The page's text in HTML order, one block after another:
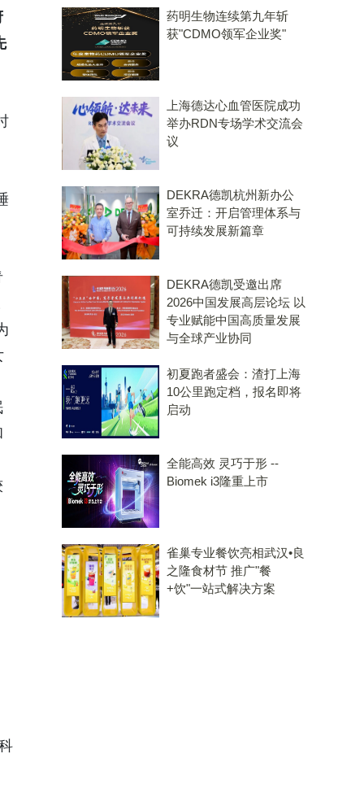
药明生物连续第九年斩
获"CDMO领军企业奖"
上海德达心血管医院成功
举办RDN专场学术交流会
议
DEKRA德凯杭州新办公
室乔迁：开启管理体系与
可持续发展新篇章
DEKRA德凯受邀出席
2026中国发展高层论坛 以
专业赋能中国高质量发展
与全球产业协同
初夏跑者盛会：渣打上海
10公里跑定档，报名即将
启动
全能高效 灵巧于形 --
Biomek i3隆重上市
雀巢专业餐饮亮相武汉•良
之隆食材节 推广"餐
+饮"一站式解决方案